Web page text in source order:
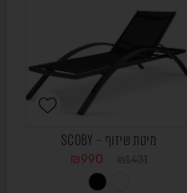
מיטת שיזוף – SCOBY
1,431
₪990